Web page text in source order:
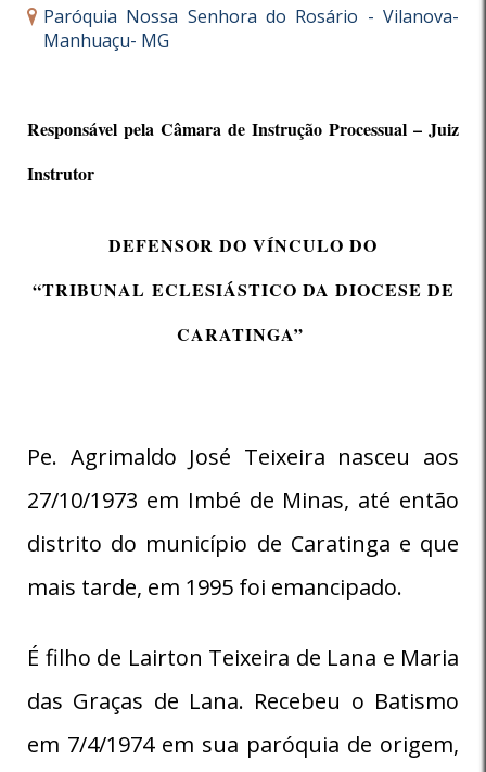
Paróquia Nossa Senhora do Rosário - Vilanova-
Manhuaçu- MG
Responsável pela Câmara de Instrução Processual – Juiz
Instrutor
DEFENSOR DO VÍNCULO DO
“TRIBUNAL ECLESIÁSTICO DA DIOCESE DE
CARATINGA”
Pe. Agrimaldo José Teixeira nasceu aos
27/10/1973 em Imbé de Minas, até então
distrito do município de Caratinga e que
mais tarde, em 1995 foi emancipado.
É filho de Lairton Teixeira de Lana e Maria
das Graças de Lana. Recebeu o Batismo
em 7/4/1974 em sua paróquia de origem,